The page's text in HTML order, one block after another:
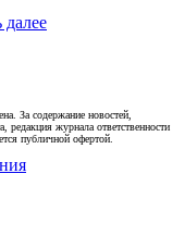
далее
За содержание новостей,
редакция журнала ответственности
публичной офертой.